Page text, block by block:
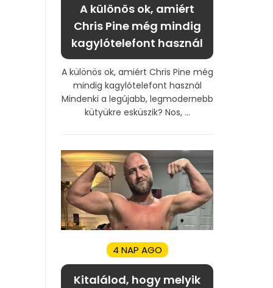
A különös ok, amiért
Chris Pine még mindig
kagylótelefont használ
A különös ok, amiért Chris Pine még
mindig kagylótelefont használ
Mindenki a legújabb, legmodernebb
kütyükre esküszik? Nos, ...
4 NAP AGO
Kitalálod, hogy melyik